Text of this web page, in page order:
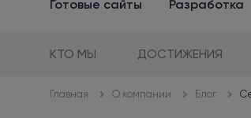
Готовые сайты Разработка
КТО МЫ ДОСТИЖЕНИЯ
Главная О компании Блог